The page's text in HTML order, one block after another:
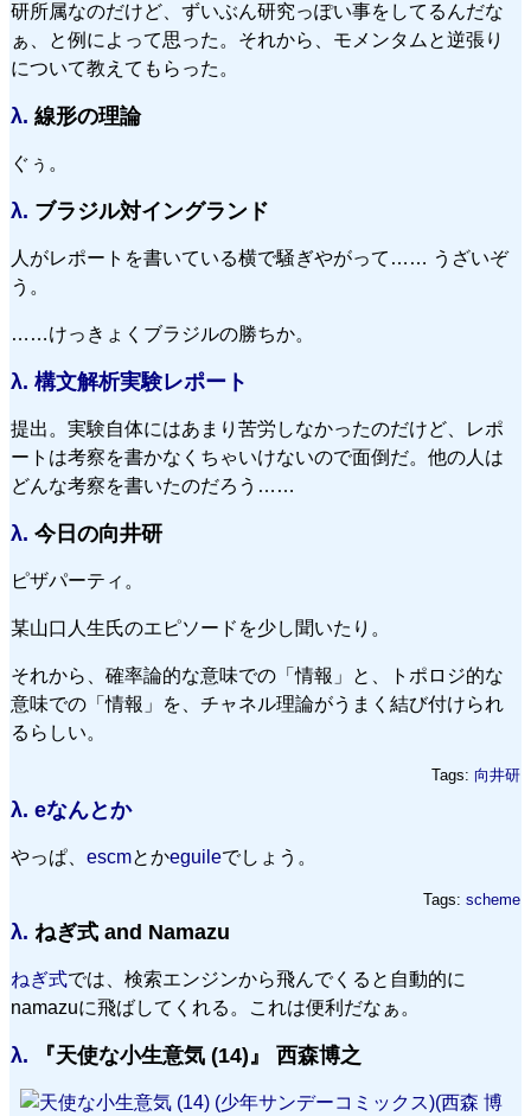
研所属なのだけど、ずいぶん研究っぽい事をしてるんだな
ぁ、と例によって思った。それから、モメンタムと逆張り
について教えてもらった。
λ. 線形の理論
ぐぅ。
λ. ブラジル対イングランド
人がレポートを書いている横で騒ぎやがって…… うざいぞ
う。
……けっきょくブラジルの勝ちか。
λ. 構文解析実験レポート
提出。実験自体にはあまり苦労しなかったのだけど、レポ
ートは考察を書かなくちゃいけないので面倒だ。他の人は
どんな考察を書いたのだろう……
λ. 今日の向井研
ピザパーティ。
某山口人生氏のエピソードを少し聞いたり。
それから、確率論的な意味での「情報」と、トポロジ的な
意味での「情報」を、チャネル理論がうまく結び付けられ
るらしい。
Tags: 向井研
λ. eなんとか
やっぱ、 escmとかeguileでしょう。
Tags: scheme
λ. ねぎ式 and Namazu
ねぎ式では、検索エンジンから飛んでくると自動的に
namazuに飛ばしてくれる。これは便利だなぁ。
λ. 『天使な小生意気 (14)』 西森博之